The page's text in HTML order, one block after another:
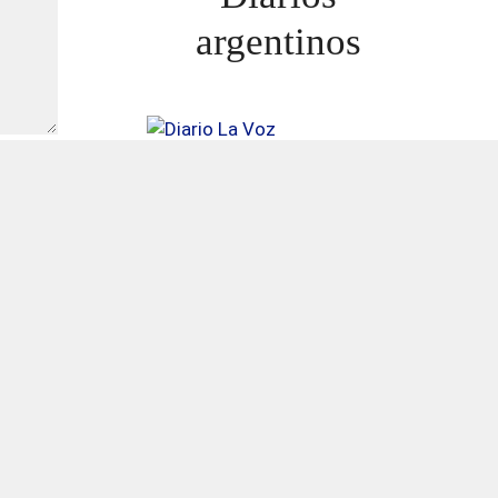
argentinos